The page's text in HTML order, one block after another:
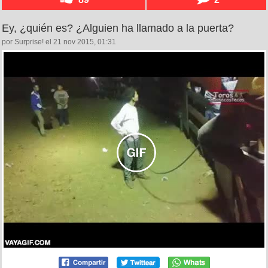
Ey, ¿quién es? ¿Alguien ha llamado a la puerta?
por Surprise! el 21 nov 2015, 01:31